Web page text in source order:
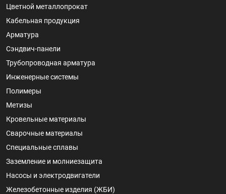
Цветной металлопрокат
Кабельная продукция
Арматура
Сэндвич-панели
Трубопроводная арматура
Инженерные системы
Полимеры
Метизы
Кровельные материалы
Сварочные материалы
Специальные сплавы
Заземление и молниезащита
Насосы и электродвигатели
Железобетонные изделия (ЖБИ)